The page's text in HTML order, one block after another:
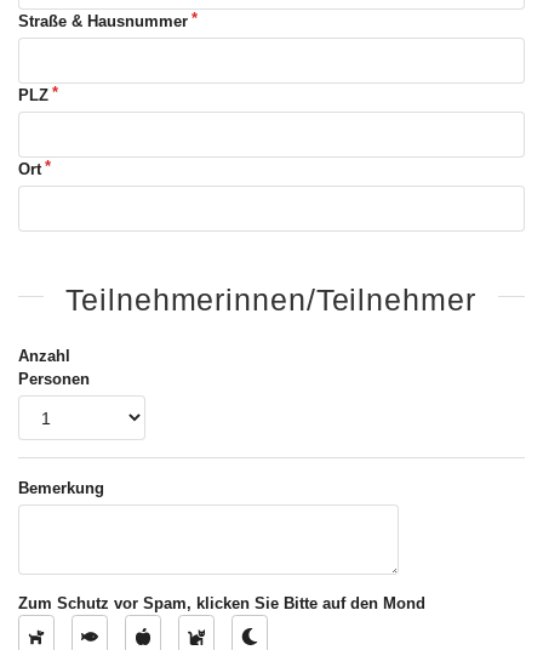
Straße & Hausnummer
PLZ
Ort
Teilnehmerinnen/Teilnehmer
Anzahl
Personen
Bemerkung
Zum Schutz vor Spam, klicken Sie Bitte auf den Mond